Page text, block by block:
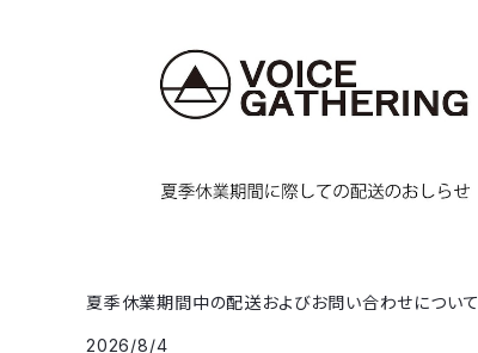
夏季休業期間中の配送およびお問い合わせについて
2026/8/4